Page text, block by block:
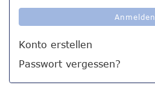
Anmelden
Konto erstellen
Passwort vergessen?